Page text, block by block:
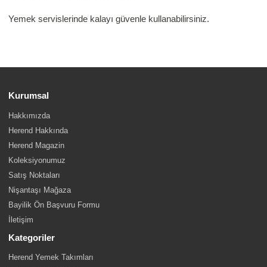
Yemek servislerinde kalayı güvenle kullanabilirsiniz.
Kurumsal
Hakkımızda
Herend Hakkında
Herend Magazin
Koleksiyonumuz
Satış Noktaları
Nişantaşı Mağaza
Bayilik Ön Başvuru Formu
İletişim
Kategoriler
Herend Yemek Takımları